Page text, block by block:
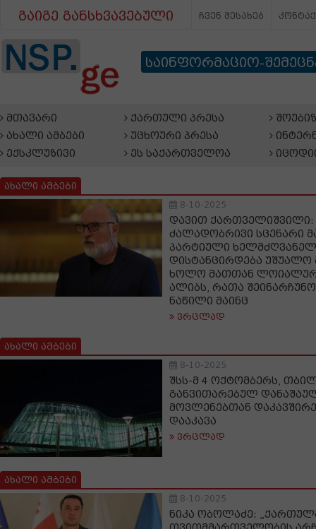
გაიგე განსხვავებული ჩვენ შესახებ
საინფორმაციო-
მთავარი
ახალი ამბები
ექსკლუზივი
ქართული პრესა
უცხოური პრესა
ეს საქართველოა
ახალი ამბები
8-10-2025
დავით
ძალადობრივი სცენარი
პარტიული
დისტანცირდება უშუალო
ხოლო მათთან
ალიბს, რათა
ნაწილი მაინც
ვრცლად
ახალი ამბები
8-10-2025
შსს-მ 4 ოქტომბერს,
განვითარებულ
მოვლენებთან
დააკავა
ვრცლად
ახალი ამბები
8-10-2025
ნიკა ობოლაძე: